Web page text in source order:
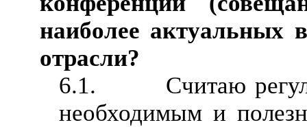
наиболее актуальных
отрасли?
6.1. Считаю
необходимым и